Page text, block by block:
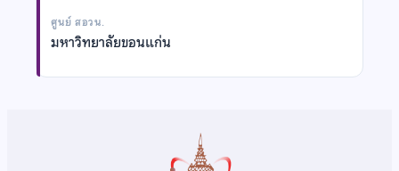
ศูนย์ สอวน.
มหาวิทยาลัยขอนแก่น